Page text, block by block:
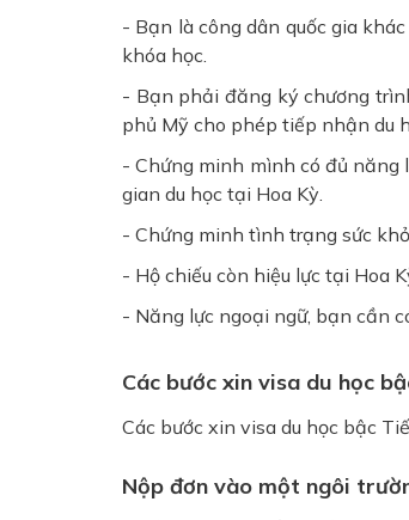
- Bạn là công dân quốc gia
khóa học.
- Bạn phải đăng ký chương
phủ Mỹ cho phép tiếp nhận du
- Chứng minh mình có đủ
gian du học tại Hoa Kỳ.
- Chứng minh tình trạng sức
- Hộ chiếu còn hiệu lực tại Hoa
- Năng lực ngoại ngữ, bạn cần
Các bước xin visa du học
Các bước xin visa du học bậc
Nộp đơn vào một ngôi